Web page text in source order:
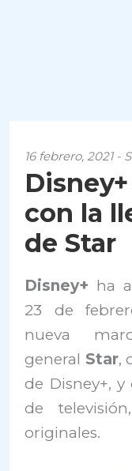
16 febrero, 2021 -
con la
de Star
Disney+ ha
23 de
nueva
general Star,
de Disney+, y
de
originales.